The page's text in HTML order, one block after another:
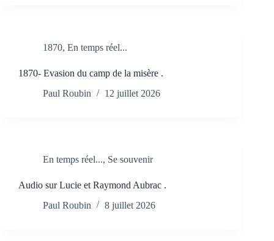
1870, En temps réel...
1870- Evasion du camp de la misère .
Paul Roubin
12 juillet 2026
En temps réel..., Se souvenir
Audio sur Lucie et Raymond Aubrac .
Paul Roubin
8 juillet 2026